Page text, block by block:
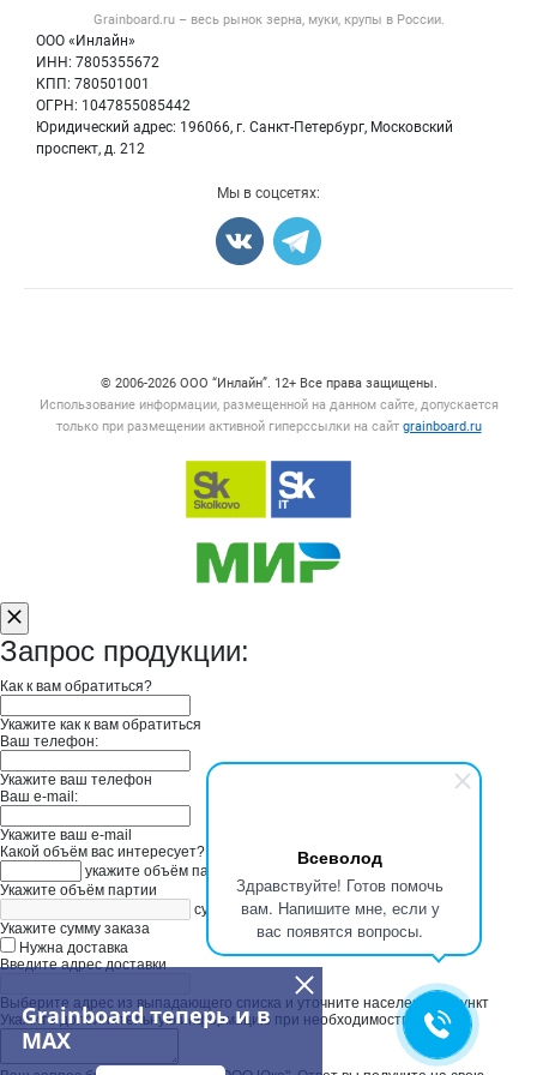
Всеволод
Здравствуйте! Готов помочь
вам. Напишите мне, если у
вас появятся вопросы.
Grainboard теперь и в
MAX
Grainboard.ru – весь рынок зерна, муки, крупы в России.
ООО «Инлайн»
ИНН: 7805355672
КПП: 780501001
ОГРН: 1047855085442
Юридический адрес: 196066, г. Санкт-Петербург, Московский
проспект, д. 212
Политика обработки персональных данных
Мука
Мы в соцсетях:
© 2006‑2026 ООО “Инлайн”. 12+ Все права защищены.
Использование информации, размещенной на данном сайте, допускается
только при размещении активной гиперссылки на сайт grainboard.ru
Запрос продукции:
Как к вам обратиться?
Укажите как к вам обратиться
Ваш телефон:
Укажите ваш телефон
Ваш e-mail:
Укажите ваш e-mail
Какой объём вас интересует?
укажите объём партии
Укажите объём партии
сумма заказа в руб
Укажите сумму заказа
Нужна доставка
Введите адрес доставки
Выберите адрес из выпадающего списка и уточните населенный пункт
Укажите дополнительную информацию при необходимости